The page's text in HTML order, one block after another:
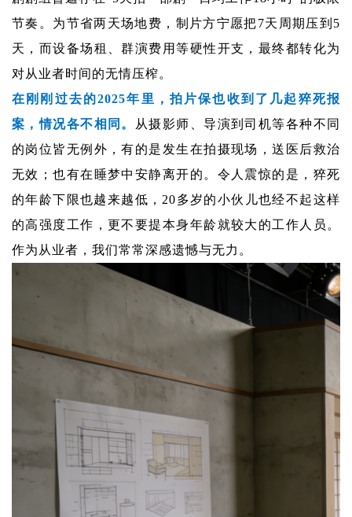
节奏。为节省两天场地费，制片方宁愿把7天周期压到5
天，而设备场租、群演费用等硬性开支，最终都转化为
对从业者时间的无情压榨。
在刚刚过去的2025年里，拍片保也收到了几起猝死报
案，情况各不相同。
从摄影师、导演到司机等各种不同
的岗位皆无例外，有的是发生在拍摄现场，送医后救治
无效；也有在睡梦中安静离开的。 令人震惊的是，猝死
的年龄下限也越来越低，20多岁的小伙儿也经不起这样
的高强度工作，更不要提本身年龄就较大的工作人员。
作为从业者，我们常常深感遗憾与无力。